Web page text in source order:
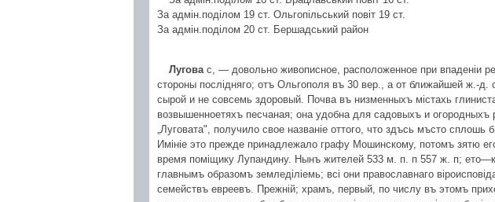
За адмін.поділом 19 ст. Ольгопільський повіт 19 ст.
За адмін.поділом 20 ст. Бершадський район
Лугова с, — довольно живописное, расположенное при впаденіи
стороны послідняго; отъ Ольгополя въ 30 вер., а от ближайшей ж.-д.
сырой и не совсемь здоровый. Почва въ низменныхъ містахь
возвышенноетяхъ песчаная; она удобна для садовыхъ и огородныхъ
„Луговата", получило свое названіе оттого, что здъсь мъсто
Имініе это прежде принадлежало графу Мошинскому, потомъ зятю
время поміщику Лупандину. Нынъ жителей 533 м. п. п 557 ж. п;
главнымъ образомъ земледіліемь; всі они православнаго
семействъ евреевъ. Прежній; храмъ, первый, по числу въ этомъ